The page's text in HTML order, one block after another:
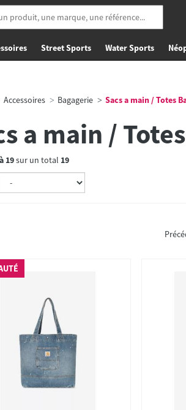
Street Sports Water Sports
Accessoires Bagagerie Sacs a main / Totes
a main /
19sur un total 19